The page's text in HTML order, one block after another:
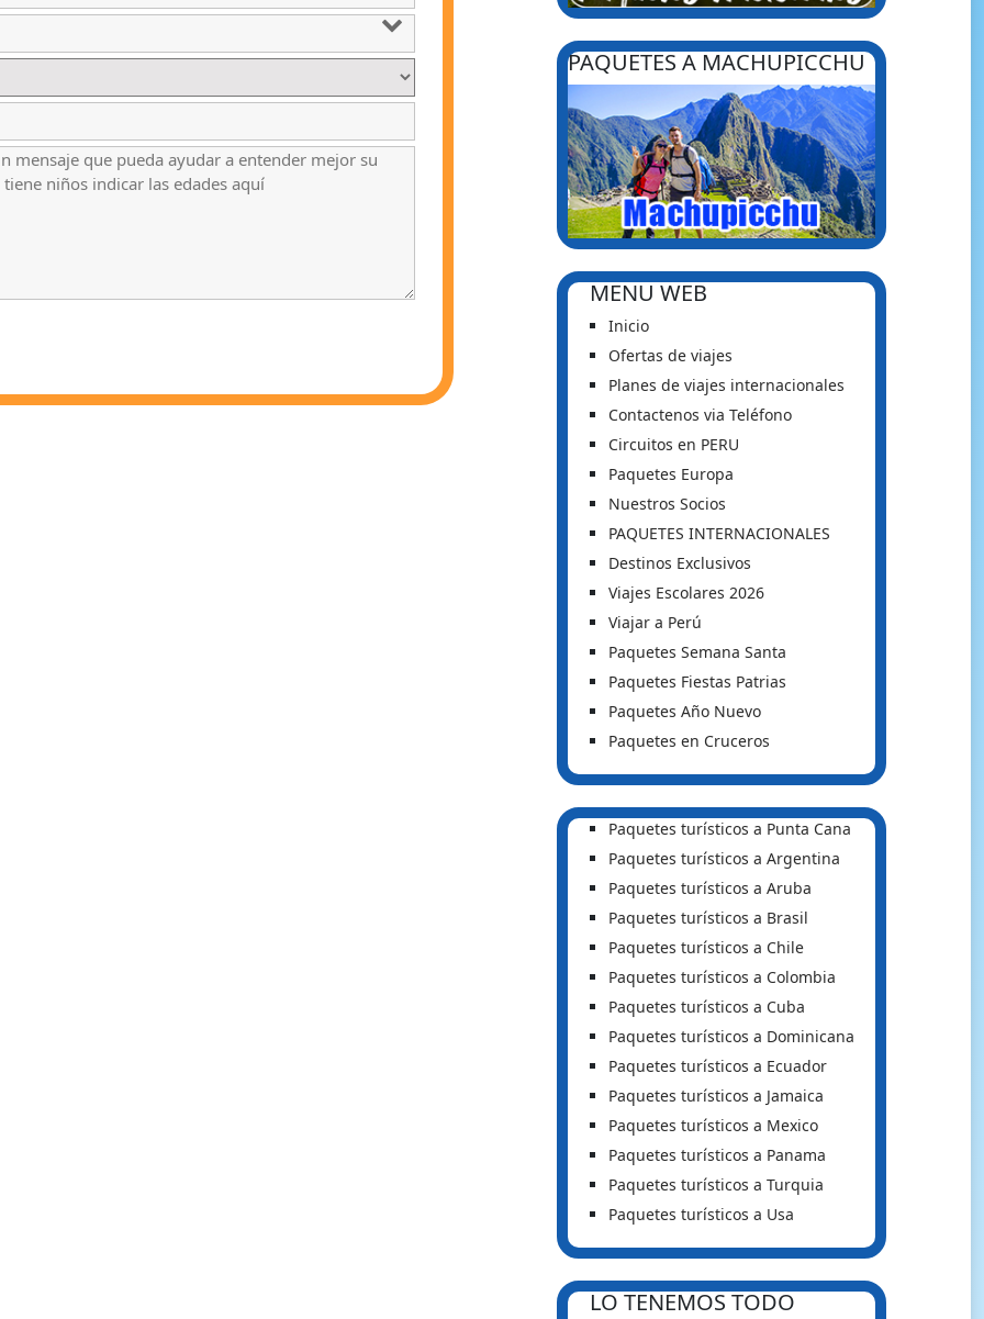
PAQUETES A MACHUPICCHU
MENU WEB
Inicio
Ofertas de viajes
Planes de viajes internacionales
Contactenos via Teléfono
Circuitos en PERU
Paquetes Europa
Nuestros Socios
PAQUETES INTERNACIONALES
Destinos Exclusivos
Viajes Escolares 2026
Viajar a Perú
Paquetes Semana Santa
Paquetes Fiestas Patrias
Paquetes Año Nuevo
Paquetes en Cruceros
Paquetes turísticos a Punta Cana
Paquetes turísticos a Argentina
Paquetes turísticos a Aruba
Paquetes turísticos a Brasil
Paquetes turísticos a Chile
Paquetes turísticos a Colombia
Paquetes turísticos a Cuba
Paquetes turísticos a Dominicana
Paquetes turísticos a Ecuador
Paquetes turísticos a Jamaica
Paquetes turísticos a Mexico
Paquetes turísticos a Panama
Paquetes turísticos a Turquia
Paquetes turísticos a Usa
LO TENEMOS TODO